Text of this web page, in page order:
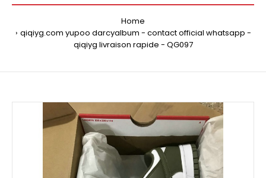
Home
qiqiyg.com yupoo darcyalbum - contact official whatsapp -
qiqiyg livraison rapide - QG097